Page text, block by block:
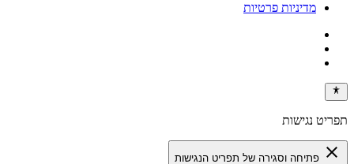
מדיניות פרטיות
תפריט נגישות
close פתיחה וסגירה של תפריט הנגישות